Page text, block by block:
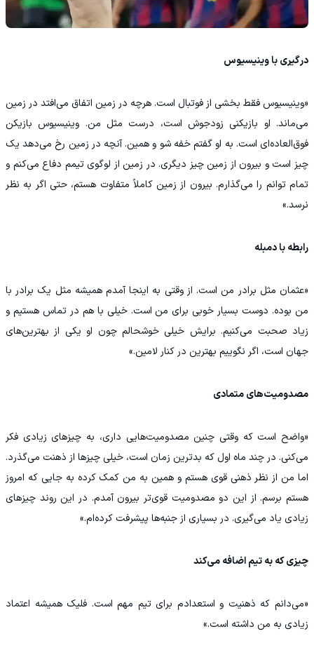
درگیری با وینیسیوس
«وینیسیوس فقط بخشی از فوتبال است. هرچه در زمین اتفاق می‌افتد در زمین
می‌ماند. او بازیکنی زودجوش است، درست مثل من. وینیسیوس بازیکن
فوق‌العاده‌ای است. به او گفتم خفه شو و همین. آنچه در زمین رخ می‌دهد یک
چیز است و بیرون از زمین چیز دیگری. در زمین از لوگوی تیمم دفاع می‌کنم و
تمام توانم را می‌گذارم. بیرون از زمین کاملاً متفاوت هستم، حتی اگر به نظر
نرسد.»
رابطه‌ با دمبله
«عثمان مثل برادر من است. از وقتی به اینجا آمدم همیشه مثل یک برادر با
من بوده. دوست بسیار خوبی برای من است. خیلی با هم در تماس هستیم و
زیاد صحبت می‌کنیم. برایش خیلی خوشحالم چون او یکی از بهترین‌های
جهان است، اگر نگوییم بهترین در کنار لامین.»
مصدومیت‌های متمادی
«واضح است که وقتی چنین مصدومیت‌هایی داری، به چیزهای زیادی فکر
می‌کنی. در چند ماه اول که بدترین زمان است، خیلی چیزها از ذهنت می‌گذرد.
اما من از نظر ذهنی قوی هستم و همین به من کمک کرده به جایی که امروز
هستم برسم. از این دو مصدومیت قوی‌تر بیرون آمدم. در این روند چیزهای
زیادی یاد می‌گیری. در بسیاری از جنبه‌ها پیشرفت کرده‌ام.»
چیزی که به تیم اضافه می‌کند
«می‌دانم که ذهنیت و استعدادم برای تیم مهم است. فلیک همیشه اعتماد
زیادی به من داشته است.»